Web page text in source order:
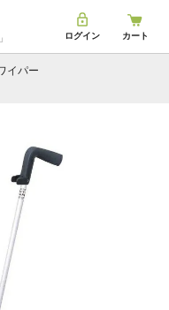
ログイン カート
イパー